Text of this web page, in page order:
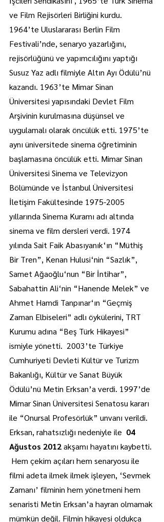
ve Film Rejisörleri Birliğini kurdu.
1964’te Uluslararası Berlin Film
Festivali’nde, senaryo yazarlığını,
rejisörlüğünü ve yapımcılığını yaptığı
Susuz Yaz adlı filmiyle Altın Ayı Ödülü’nü
kazandı. 1963’te Mimar Sinan
Üniversitesi yapısındaki Devlet Film
Arşivinin kurulmasına düşünsel ve
uygulamalı olarak öncülük etti. 1975’te
aynı üniversitede sinema öğretiminin
başlamasına öncülük etti. Mimar Sinan
Üniversitesi Sinema ve Televizyon
Bölümünde ve İstanbul Üniversitesi
İletişim Fakültesinde 1975-2005
yıllarında Sinema Kuramı adı altında
sinema ve film dersleri verdi. 1974
yılında Sait Faik Abasıyanık‘ın “Müthiş
Bir Tren”, Kenan Hulusi‘nin “Sazlık”,
Samet Ağaoğlu‘nun “Bir İntihar”,
Sabahattin Ali‘nin “Hanende Melek” ve
Ahmet Hamdi Tanpınar‘ın “Geçmiş
Zaman Elbiseleri” adlı öykülerini, TRT
Kurumu adına “Beş Türk Hikayesi”
ismiyle yönetti.  2003’te Türkiye
Cumhuriyeti Devleti Kültür ve Turizm
Bakanlığı, Kültür ve Sanat Büyük
Ödülü’nü Metin Erksan’a verdi. 1997’de
Mimar Sinan Üniversitesi Senatosu kararı
ile “Onursal Profesörlük” unvanı verildi.
Erksan, rahatsızlığı nedeniyle ile 04
Ağustos 2012 akşamı hayatını kaybetti.
Hem çekim açıları hem senaryosu ile
filmi adeta ilmek ilmek işleyen, ‘Sevmek
Zamanı’ filminin hem yönetmeni hem
senaristi Metin Erksan’a hayran olmamak
mümkün değil. Filmin hikayesi oldukça